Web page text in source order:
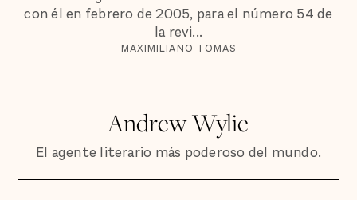
con él en febrero de 2005, para el número 54 de
la revi...
MAXIMILIANO TOMAS
Andrew Wylie
El agente literario más poderoso del mundo.